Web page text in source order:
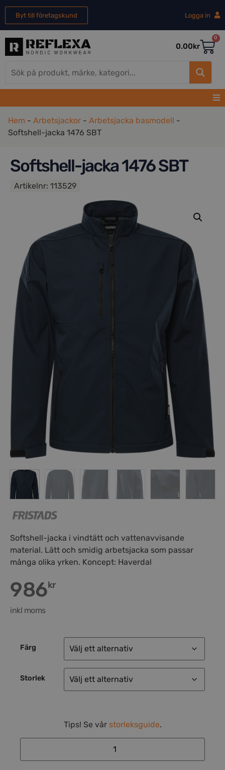
Byt till företagskund Logga in
0.00kr
0
Hem - Arbetsjackor - Arbetsjacka basmodell -
Softshell-jacka 1476 SBT
Softshell-jacka 1476 SBT
Artikelnr: 113529
Softshell-jacka i vindtätt och vattenavvisande
material. Lätt och smidig arbetsjacka som passar
många olika yrken. Koncept: Haverdal
986kr
inkl moms
Färg
Storlek
Tips! Se vår storleksguide.